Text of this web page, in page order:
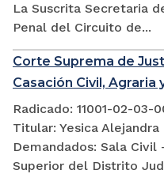
La Suscrita Secretaria
Penal del Circuito de...
Corte Suprema de
Casación Civil, Agraria
Radicado: 11001-02-03-
Titular: Yesica Alejandra
Demandados: Sala
Superior del Distrito